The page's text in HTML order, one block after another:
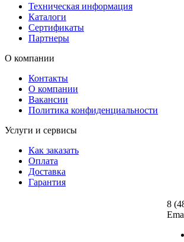
Техническая информация
Каталоги
Сертификаты
Партнеры
О компании
Контакты
О компании
Вакансии
Политика конфиденциальности
Услуги и сервисы
Как заказать
Оплата
Доставка
Гарантия
8